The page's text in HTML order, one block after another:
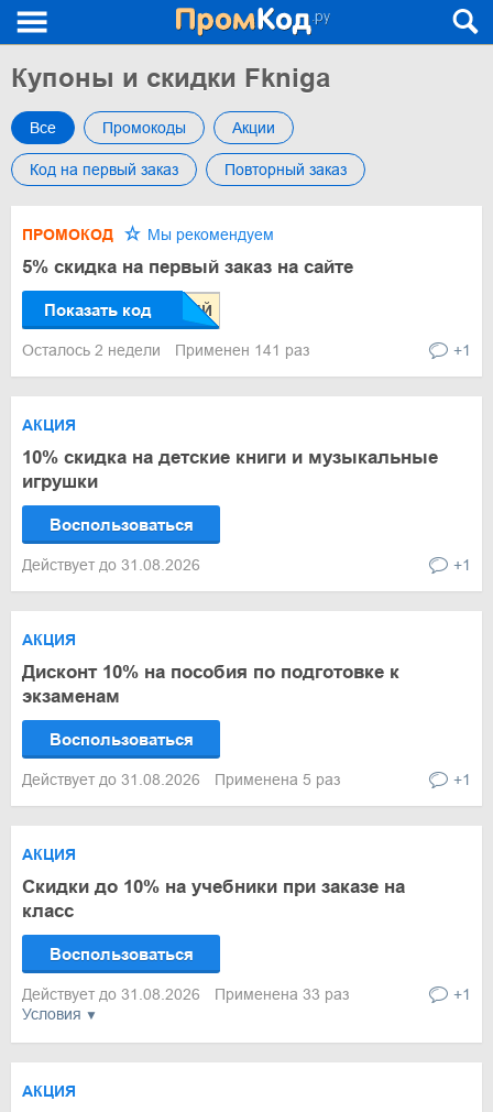
Купоны и скидки Fkniga
Все Промокоды Акции
Код на первый заказ Повторный заказ
ПРОМОКОД Мы рекомендуем
5% скидка на первый заказ на сайте
Показать код
Осталось 2 недели Применен 141 раз +1
АКЦИЯ
10% скидка на детские книги и музыкальные
игрушки
Воспользоваться
Действует до 31.08.2026 +1
АКЦИЯ
Дисконт 10% на пособия по подготовке к
экзаменам
Воспользоваться
Действует до 31.08.2026 Применена 5 раз +1
Условия
АКЦИЯ
Скидки до 10% на учебники при заказе на
класс
Воспользоваться
Действует до 31.08.2026 Применена 33 раз +1
АКЦИЯ